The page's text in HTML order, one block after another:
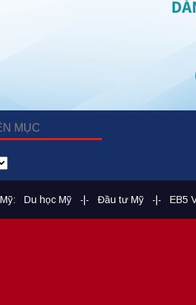
MỤC
: Du học Mỹ -|- Đầu tư Mỹ -|- EB5